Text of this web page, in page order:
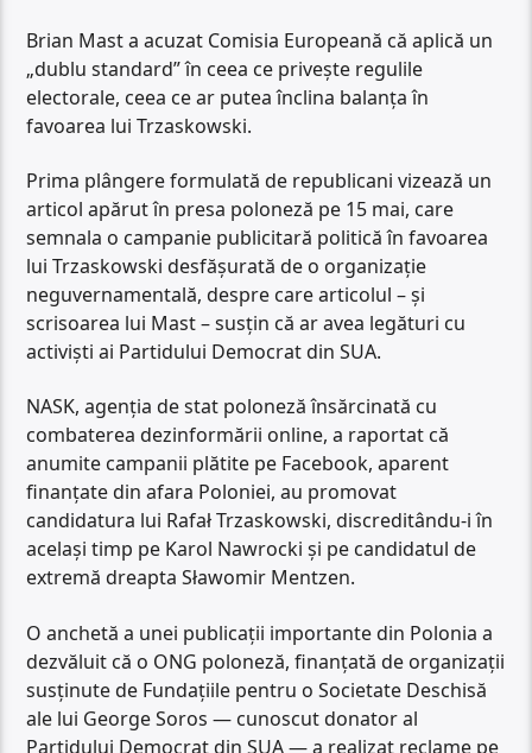
Brian Mast a acuzat Comisia Europeană că aplică un
„dublu standard” în ceea ce privește regulile
electorale, ceea ce ar putea înclina balanța în
favoarea lui Trzaskowski.
Prima plângere formulată de republicani vizează un
articol apărut în presa poloneză pe 15 mai, care
semnala o campanie publicitară politică în favoarea
lui Trzaskowski desfășurată de o organizație
neguvernamentală, despre care articolul – și
scrisoarea lui Mast – susțin că ar avea legături cu
activiști ai Partidului Democrat din SUA.
NASK, agenția de stat poloneză însărcinată cu
combaterea dezinformării online, a raportat că
anumite campanii plătite pe Facebook, aparent
finanțate din afara Poloniei, au promovat
candidatura lui Rafał Trzaskowski, discreditându-i în
același timp pe Karol Nawrocki și pe candidatul de
extremă dreapta Sławomir Mentzen.
O anchetă a unei publicații importante din Polonia a
dezvăluit că o ONG poloneză, finanțată de organizații
susținute de Fundațiile pentru o Societate Deschisă
ale lui George Soros — cunoscut donator al
Partidului Democrat din SUA — a realizat reclame pe